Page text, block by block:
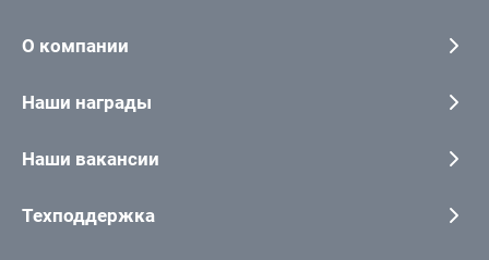
О компании
Наши награды
Наши вакансии
Техподдержка